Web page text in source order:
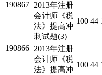
190867
2013年注册
会计师《税
法》提高冲
刺试题(3)
100 44
190866
2013年注册
会计师《税
法》提高冲
100 44